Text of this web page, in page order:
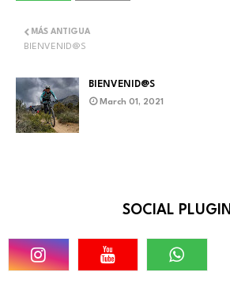
MÁS ANTIGUA
BIENVENID@S
BIENVENID@S
March 01, 2021
SOCIAL PLUGIN